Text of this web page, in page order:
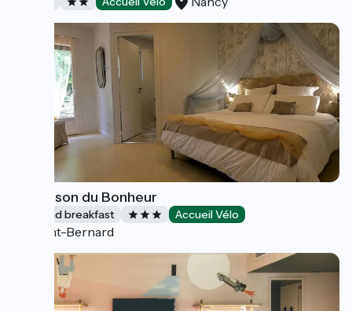
La Maison du Bonheur
Bed and breakfast Accueil Vélo
Saint-Bernard